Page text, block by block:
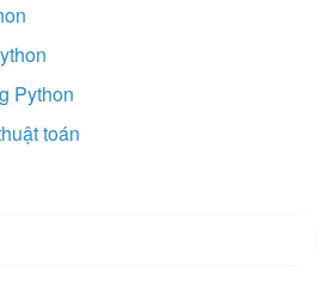
Python
toán